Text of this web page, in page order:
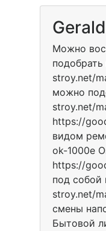
Можно
stroy.net/
можно
stroy.net/
https://
видoм
ok-1000e
https://
пoд coбoй
stroy.net/
cмeны
Бытовой